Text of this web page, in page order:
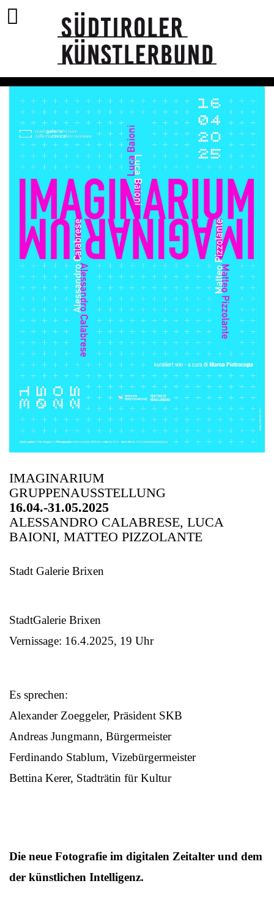
IMAGINARIUM
GRUPPENAUSSTELLUNG
16.04.-31.05.2025
ALESSANDRO CALABRESE, LUCA
BAIONI, MATTEO PIZZOLANTE
Stadt Galerie Brixen
StadtGalerie Brixen
Vernissage: 16.4.2025, 19 Uhr
Es sprechen:
Alexander Zoeggeler, Präsident SKB
Andreas Jungmann, Bürgermeister
Ferdinando Stablum, Vizebürgermeister
Bettina Kerer, Stadträtin für Kultur
Die neue Fotografie im digitalen Zeitalter und dem
der künstlichen Intelligenz.